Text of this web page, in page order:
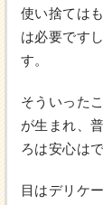
使い捨ては
は必要です
す。
そういった
が生まれ、
ろは安心は
目はデリケ